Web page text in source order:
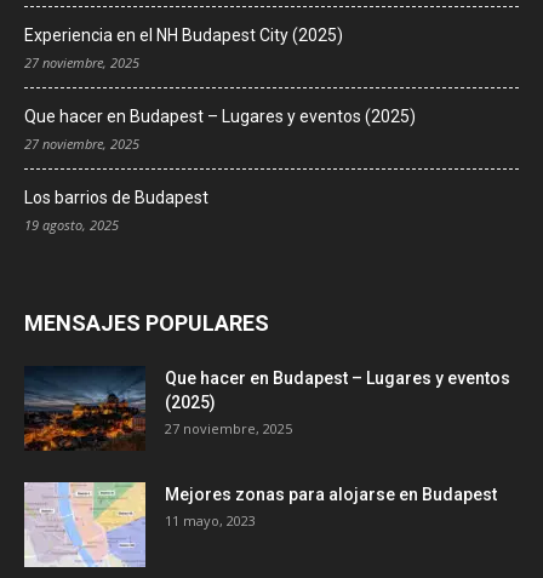
Experiencia en el NH Budapest City (2025)
27 noviembre, 2025
Que hacer en Budapest – Lugares y eventos (2025)
27 noviembre, 2025
Los barrios de Budapest
19 agosto, 2025
MENSAJES POPULARES
Que hacer en Budapest – Lugares y eventos
(2025)
27 noviembre, 2025
Mejores zonas para alojarse en Budapest
11 mayo, 2023